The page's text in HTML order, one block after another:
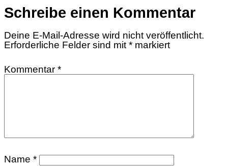
Schreibe einen Kommentar
Deine E-Mail-Adresse wird nicht veröffentlicht.
Erforderliche Felder sind mit* markiert
Kommentar *
Name *